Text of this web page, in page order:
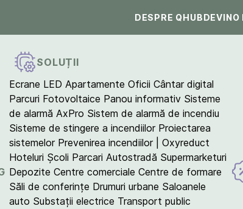
DESPRE QHUBDEVINO
SOLUȚII
Ecrane LED Apartamente Oficii Cântar digital
Parcuri Fotovoltaice Panou informativ Sisteme
de alarmă AxPro Sistem de alarmă de incendiu
Sisteme de stingere a incendiilor Proiectarea
sistemelor Prevenirea incendiilor | Oxyreduct
Hoteluri Școli Parcari Autostradă Supermarketuri
Depozite Centre comerciale Centre de formare
Săli de conferințe Drumuri urbane Saloanele
auto Substații electrice Transport public